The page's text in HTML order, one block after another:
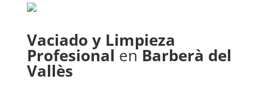
Vaciado y Limpieza
Profesional en Barberà del
Vallès